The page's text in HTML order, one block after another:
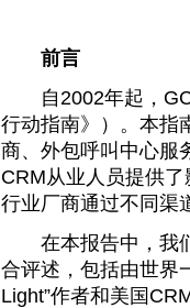
前言
自2002年起，
行动指南》）。本指
商、外包呼叫中心服
CRM从业人员提供
行业厂商通过不同
在本报告中，我
合评述，包括由世界
Light”作者和美国